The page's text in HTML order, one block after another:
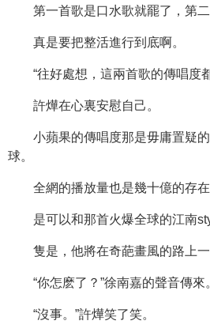
第一首歌是口水歌就罷了，第二
真是要把整活進行到底啊。
“往好處想，這兩首歌的傳唱度
許燁在心裏安慰自己。
小蘋果的傳唱度那是毋庸置疑
球。
全網的播放量也是幾十億的存在
是可以和那首火爆全球的江南
隻是，他將在奇葩畫風的路上一
“你怎麽了？”徐南嘉的聲音傳來
“沒事。”許燁笑了笑。